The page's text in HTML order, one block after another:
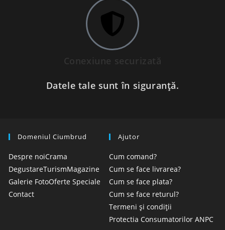
Conexiune securizată
Datele tale sunt în siguranță.
Domeniul Ciumbrud
Despre noiCrama
DegustareTurismMagazine
Galerie FotoOferte Speciale
Contact
Ajutor
Cum comand?
Cum se face livrarea?
Cum se face plata?
Cum se face returul?
Termeni și condiții
Protectia Consumatorilor ANPC